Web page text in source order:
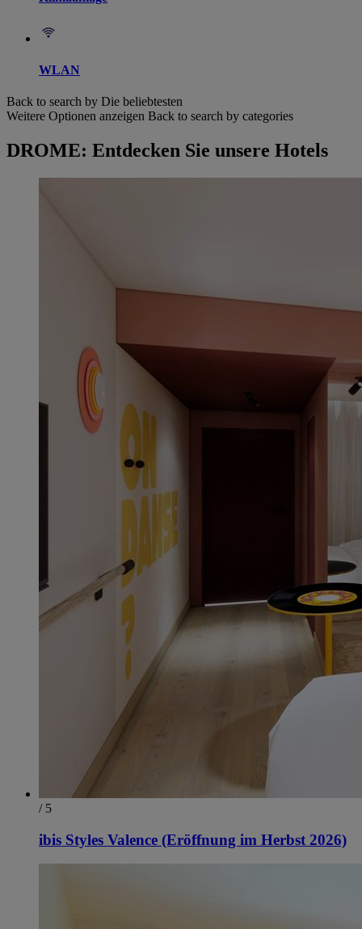
WLAN
Back to search by Die beliebtesten
Weitere Optionen anzeigen Back to search by categories
DROME: Entdecken Sie unsere Hotels
/ 5
ibis Styles Valence (Eröffnung im Herbst 2026)